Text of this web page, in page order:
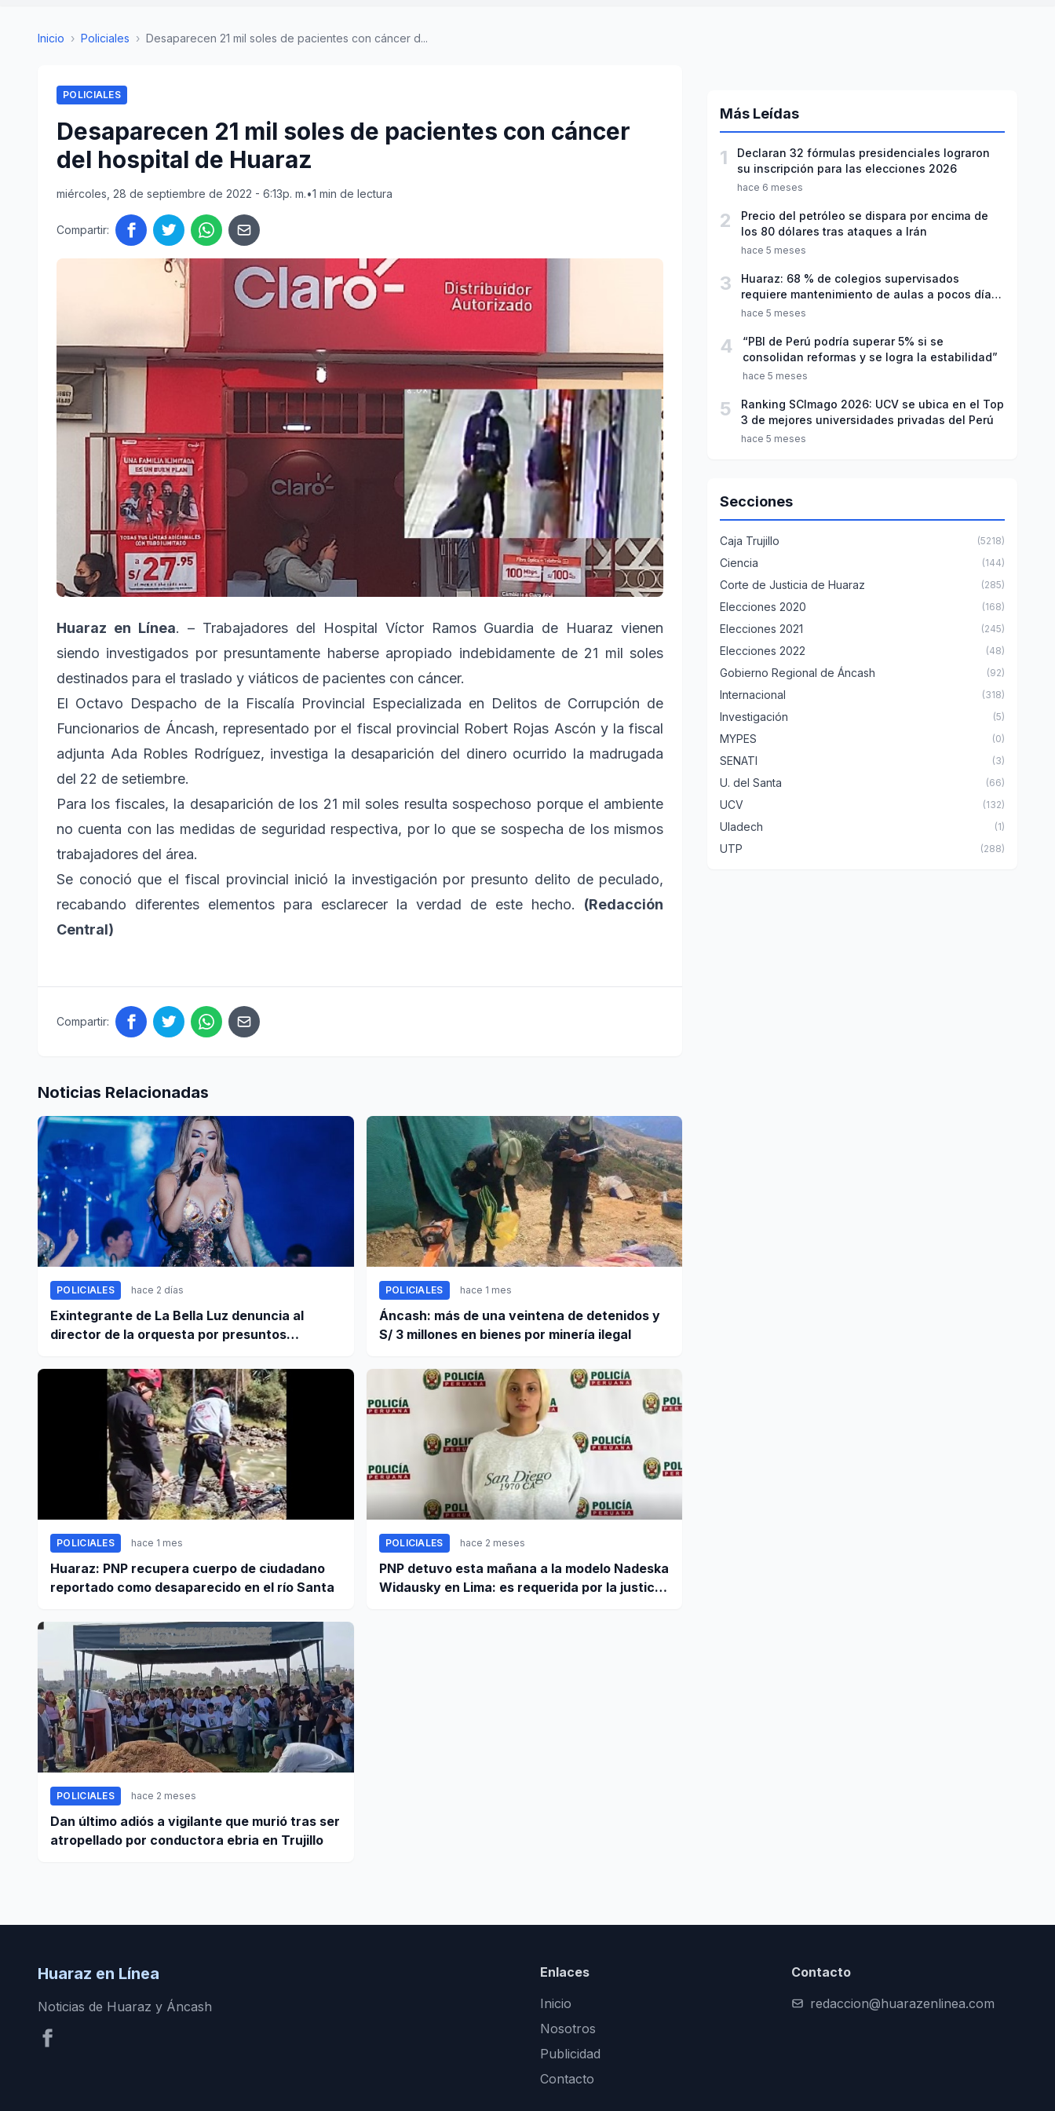
Inicio › Policiales › Desaparecen 21 mil soles de pacientes con cáncer d...
POLICIALES
Desaparecen 21 mil soles de pacientes con cáncer
del hospital de Huaraz
miércoles, 28 de septiembre de 2022 - 6:13p. m.•1 min de lectura
Compartir:
Huaraz en Línea. – Trabajadores del Hospital Víctor Ramos Guardia de Huaraz vienen
siendo investigados por presuntamente haberse apropiado indebidamente de 21 mil soles
destinados para el traslado y viáticos de pacientes con cáncer.
El Octavo Despacho de la Fiscalía Provincial Especializada en Delitos de Corrupción de
Funcionarios de Áncash, representado por el fiscal provincial Robert Rojas Ascón y la fiscal
adjunta Ada Robles Rodríguez, investiga la desaparición del dinero ocurrido la madrugada
del 22 de setiembre.
Para los fiscales, la desaparición de los 21 mil soles resulta sospechoso porque el ambiente
no cuenta con las medidas de seguridad respectiva, por lo que se sospecha de los mismos
trabajadores del área.
Se conoció que el fiscal provincial inició la investigación por presunto delito de peculado,
recabando diferentes elementos para esclarecer la verdad de este hecho. (Redacción
Central)
Compartir:
Noticias Relacionadas
POLICIALES hace 2 días
Exintegrante de La Bella Luz denuncia al
director de la orquesta por presuntos
POLICIALES hace 1 mes
Áncash: más de una veintena de detenidos y
S/ 3 millones en bienes por minería ilegal
POLICIALES hace 1 mes
Huaraz: PNP recupera cuerpo de ciudadano
reportado como desaparecido en el río Santa
POLICIALES hace 2 meses
PNP detuvo esta mañana a la modelo Nadeska
Widausky en Lima: es requerida por la justicia
POLICIALES hace 2 meses
Dan último adiós a vigilante que murió tras ser
atropellado por conductora ebria en Trujillo
Más Leídas
1
Declaran 32 fórmulas presidenciales lograron
su inscripción para las elecciones 2026
hace 6 meses
2
Precio del petróleo se dispara por encima de
los 80 dólares tras ataques a Irán
hace 5 meses
3
Huaraz: 68 % de colegios supervisados
requiere mantenimiento de aulas a pocos días
de inicio del año escolar 2026
hace 5 meses
4
“PBI de Perú podría superar 5% si se
consolidan reformas y se logra la estabilidad”
hace 5 meses
5
Ranking SCImago 2026: UCV se ubica en el Top
3 de mejores universidades privadas del Perú
hace 5 meses
Secciones
Caja Trujillo (5218)
Ciencia (144)
Corte de Justicia de Huaraz (285)
Elecciones 2020 (168)
Elecciones 2021 (245)
Elecciones 2022 (48)
Gobierno Regional de Áncash (92)
Internacional (318)
Investigación (5)
MYPES (0)
SENATI (3)
U. del Santa (66)
UCV (132)
Uladech (1)
UTP (288)
Huaraz en Línea
Noticias de Huaraz y Áncash
Enlaces
Inicio
Nosotros
Publicidad
Contacto
Contacto
redaccion@huarazenlinea.com